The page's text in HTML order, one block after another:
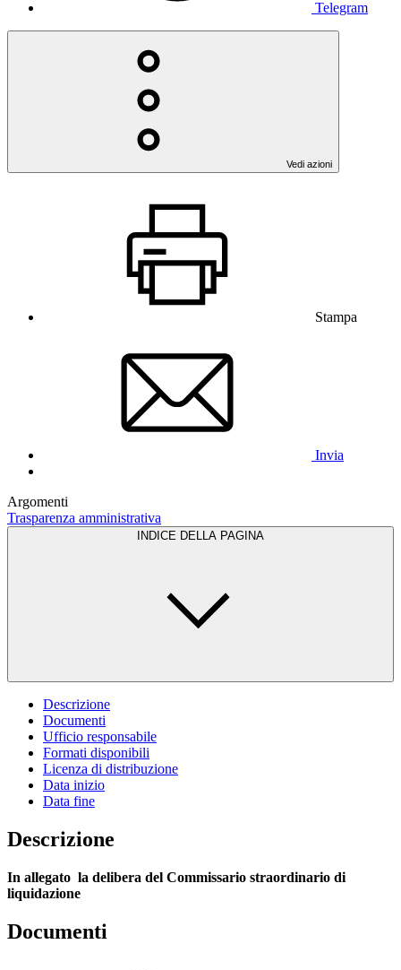
Telegram
Vedi azioni
Stampa
Invia
Argomenti
Trasparenza amministrativa
INDICE DELLA PAGINA
Descrizione
Documenti
Ufficio responsabile
Formati disponibili
Licenza di distribuzione
Data inizio
Data fine
Descrizione
In allegato la delibera del Commissario straordinario di
liquidazione
Documenti